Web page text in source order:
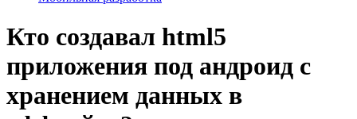
Кто создавал html5
приложения под андроид с
хранением данных в